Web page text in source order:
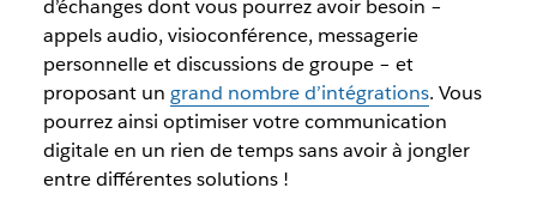
d’échanges dont vous pourrez avoir besoin –
appels audio, visioconférence, messagerie
personnelle et discussions de groupe – et
proposant un grand nombre d’intégrations. Vous
pourrez ainsi optimiser votre communication
digitale en un rien de temps sans avoir à jongler
entre différentes solutions !